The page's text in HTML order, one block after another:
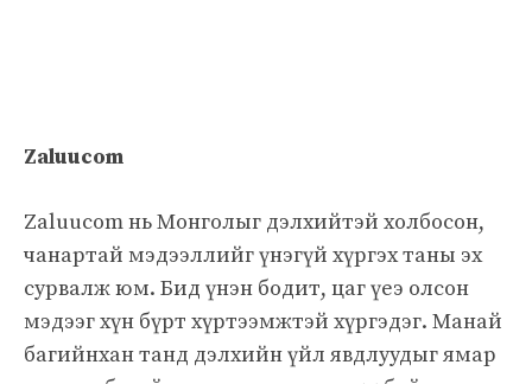
Zaluucom
Zaluucom нь Монголыг дэлхийтэй холбосон,
чанартай мэдээллийг үнэгүй хүргэх таны эх
сурвалж юм. Бид үнэн бодит, цаг үеэ олсон
мэдээг хүн бүрт хүртээмжтэй хүргэдэг. Манай
багийнхан танд дэлхийн үйл явдлуудыг ямар